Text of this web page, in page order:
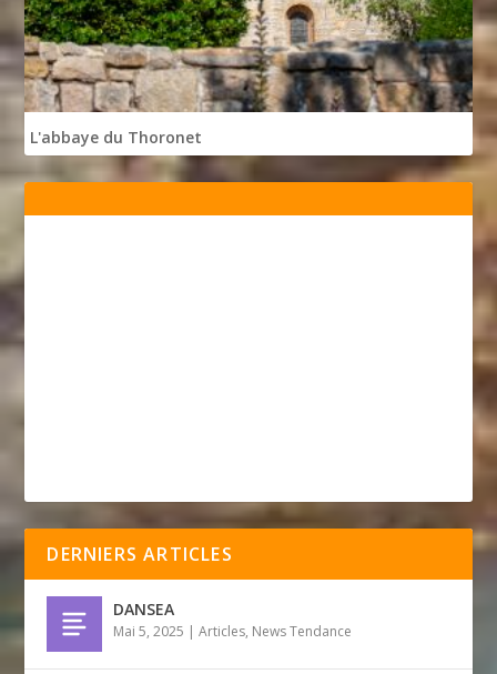
L'abbaye du Thoronet
DERNIERS ARTICLES
DANSEA
Mai 5, 2025 |Articles, News Tendance